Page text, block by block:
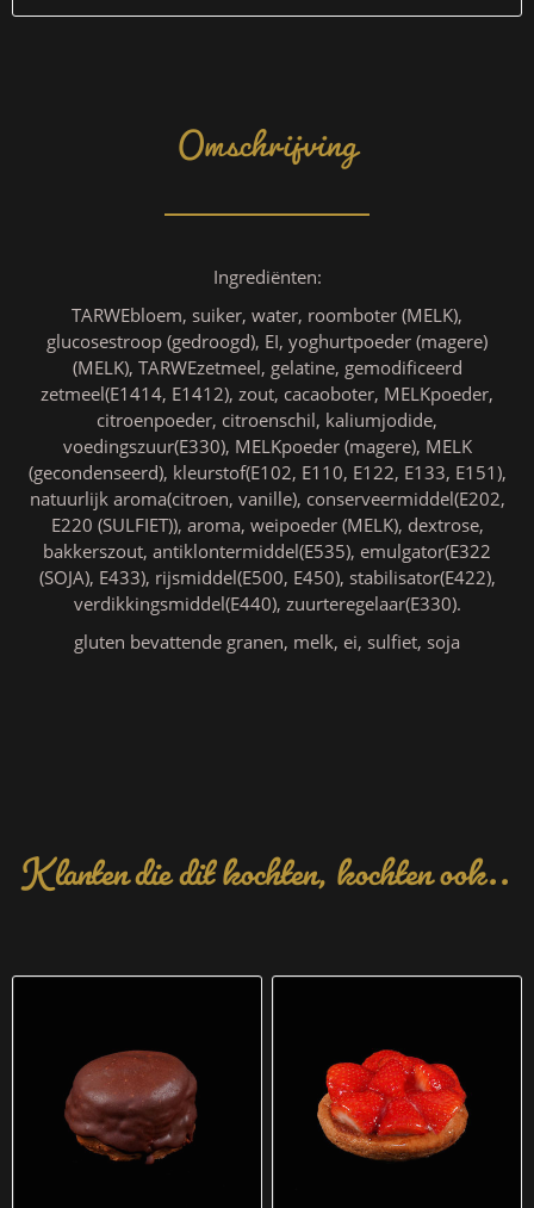
Omschrijving
Ingrediënten:
TARWEbloem, suiker, water, roomboter (MELK),
glucosestroop (gedroogd), EI, yoghurtpoeder (magere)
(MELK), TARWEzetmeel, gelatine, gemodificeerd
zetmeel(E1414, E1412), zout, cacaoboter, MELKpoeder,
citroenpoeder, citroenschil, kaliumjodide,
voedingszuur(E330), MELKpoeder (magere), MELK
(gecondenseerd), kleurstof(E102, E110, E122, E133, E151),
natuurlijk aroma(citroen, vanille), conserveermiddel(E202,
E220 (SULFIET)), aroma, weipoeder (MELK), dextrose,
bakkerszout, antiklontermiddel(E535), emulgator(E322
(SOJA), E433), rijsmiddel(E500, E450), stabilisator(E422),
verdikkingsmiddel(E440), zuurteregelaar(E330).
gluten bevattende granen, melk, ei, sulfiet, soja
Klanten die dit kochten, kochten ook..